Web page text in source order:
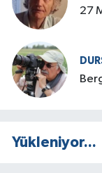
27
Yükleniyor...